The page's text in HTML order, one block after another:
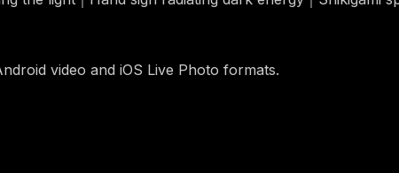
video and iOS Live Photo formats.